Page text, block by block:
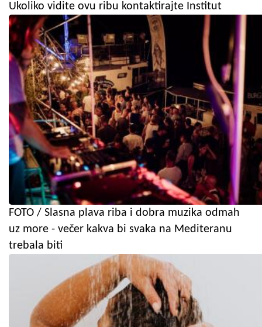
Ukoliko vidite ovu ribu kontaktirajte Institut
FOTO / Slasna plava riba i dobra muzika odmah
uz more - večer kakva bi svaka na Mediteranu
trebala biti